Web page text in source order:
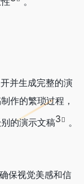
并生成完整的演
作的繁琐过程，
的演示文稿3 。
保视觉美感和信